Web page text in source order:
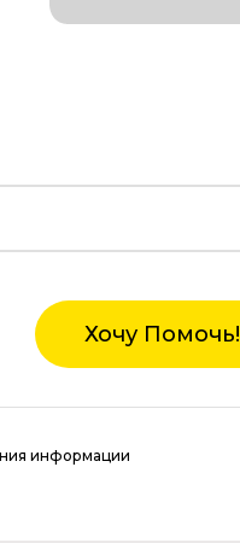
Хочу Помочь!
информации